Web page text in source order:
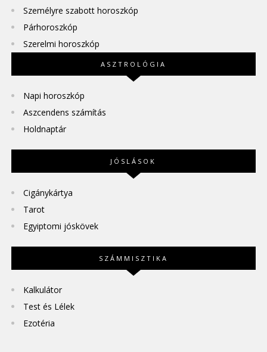
Személyre szabott horoszkóp
Párhoroszkóp
Szerelmi horoszkóp
ASZTROLÓGIA
Napi horoszkóp
Aszcendens számítás
Holdnaptár
JÓSLÁSOK
Cigánykártya
Tarot
Egyiptomi jóskövek
SZÁMMISZTIKA
Kalkulátor
Test és Lélek
Ezotéria